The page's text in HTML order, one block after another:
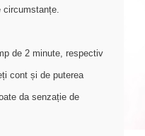
circumstanțe.
de 2 minute, respectiv
cont și de puterea
da senzație de